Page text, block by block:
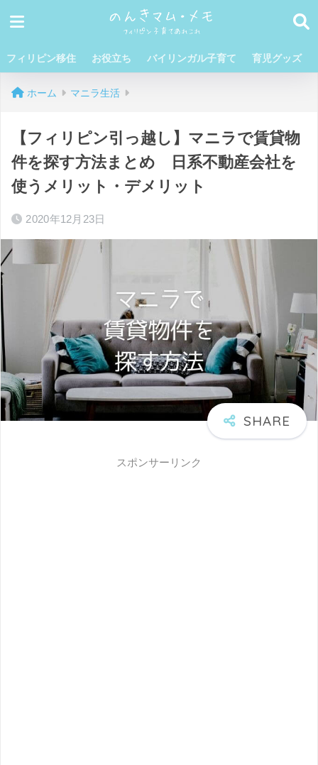
フィリピン移住 お役立ち バイリンガル子育て 育児グッズ
ホーム マニラ生活
【フィリピン引っ越し】マニラで賃貸物
件を探す方法まとめ 日系不動産会社を
使うメリット・デメリット
2020年12月23日
スポンサーリンク